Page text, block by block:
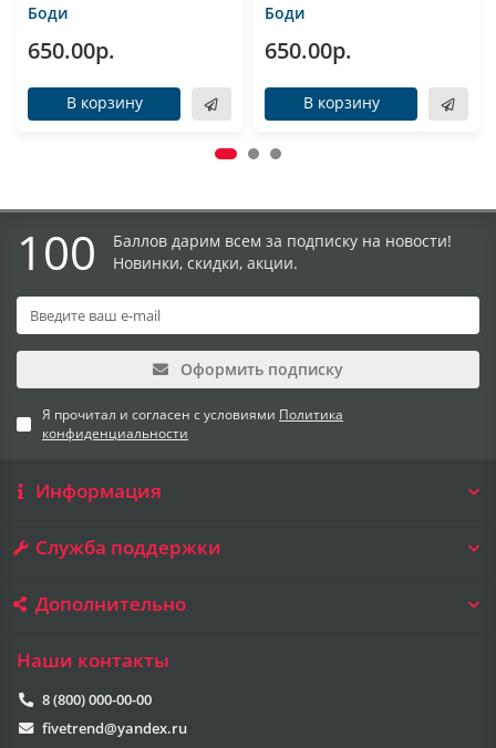
Боди
650.00р.
В корзину
Боди
650.00р.
В корзину
100
Баллов дарим всем за подписку на новости!
Новинки, скидки, акции.
Оформить подписку
Я прочитал и согласен с условиями Политика
конфиденциальности
Информация
Служба поддержки
Дополнительно
Наши контакты
8 (800) 000-00-00
fivetrend@yandex.ru